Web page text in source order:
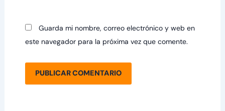
Guarda mi nombre, correo electrónico y web en
este navegador para la próxima vez que comente.